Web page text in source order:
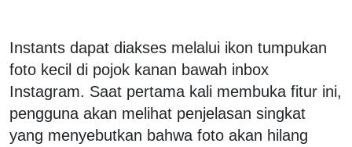
Instants dapat diakses melalui ikon tumpukan
foto kecil di pojok kanan bawah inbox
Instagram. Saat pertama kali membuka fitur ini,
pengguna akan melihat penjelasan singkat
yang menyebutkan bahwa foto akan hilang